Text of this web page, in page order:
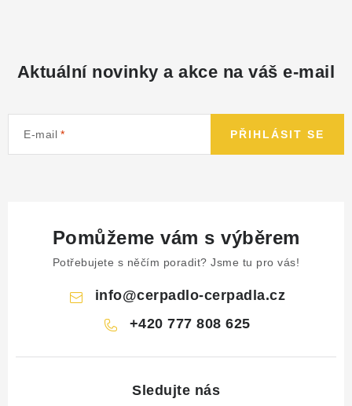
Aktuální novinky a akce na váš e-mail
E-mail PŘIHLÁSIT SE
Pomůžeme vám s výběrem
Potřebujete s něčím poradit? Jsme tu pro vás!
info@cerpadlo-cerpadla.cz
+420 777 808 625